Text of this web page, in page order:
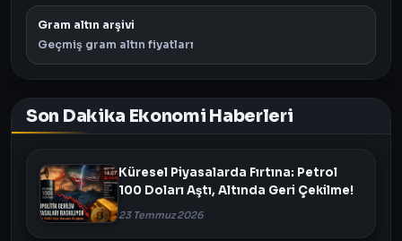
Gram altın arşivi
Geçmiş gram altın fiyatları
Son Dakika Ekonomi Haberleri
Küresel Piyasalarda Fırtına: Petrol
100 Doları Aştı, Altında Geri Çekilme!
23 Temmuz 2026